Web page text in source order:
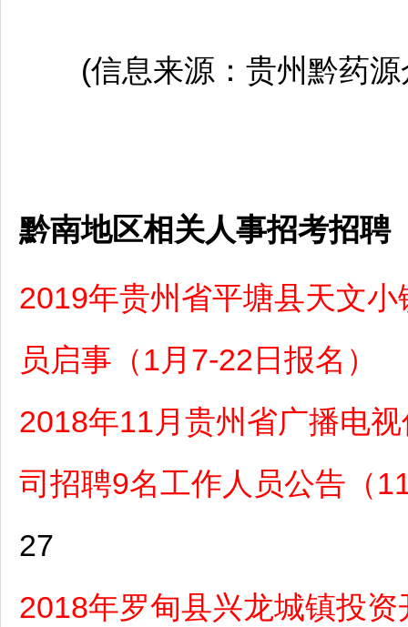
(信息来源：贵州黔药源
黔南地区相关人事招考招聘
2019年贵州省平塘县天文
员启事（1月7-22日报名）
2018年11月贵州省广播电
司招聘9名工作人员公告（
27
2018年罗甸县兴龙城镇投